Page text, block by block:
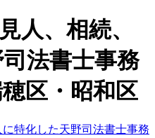
人、相続、
法書士事務
区・昭和区